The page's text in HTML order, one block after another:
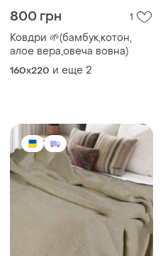
800 грн 1
Ковдри 🌱(бамбук,котон,
алое вера,овеча вовна)
160x220 и еще 2